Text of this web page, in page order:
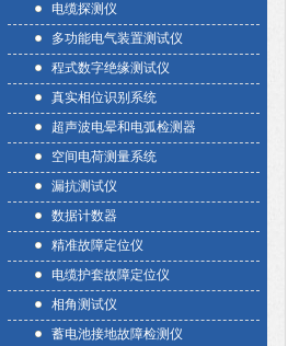
电缆探测仪
多功能电气装置测试仪
程式数字绝缘测试仪
真实相位识别系统
超声波电晕和电弧检测器
空间电荷测量系统
漏抗测试仪
数据计数器
精准故障定位仪
电缆护套故障定位仪
相角测试仪
蓄电池接地故障检测仪